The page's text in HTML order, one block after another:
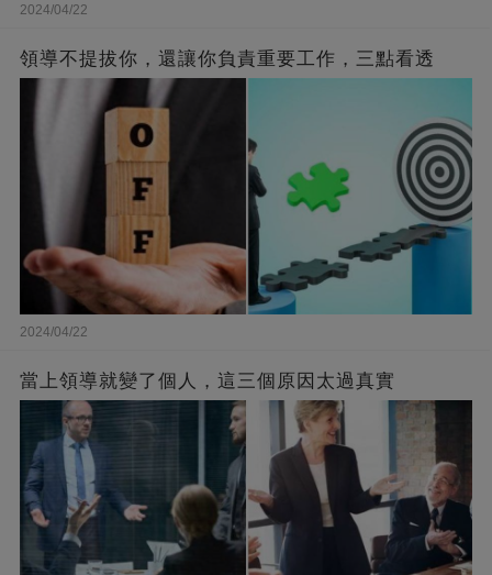
2024/04/22
領導不提拔你，還讓你負責重要工作，三點看透
2024/04/22
當上領導就變了個人，這三個原因太過真實